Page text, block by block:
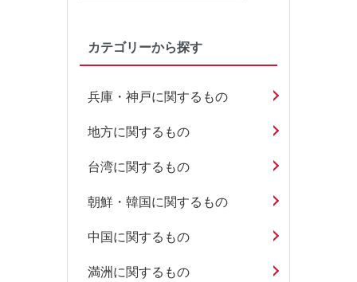
カテゴリーから探す
兵庫・神戸に関するもの
地方に関するもの
台湾に関するもの
朝鮮・韓国に関するもの
中国に関するもの
満洲に関するもの